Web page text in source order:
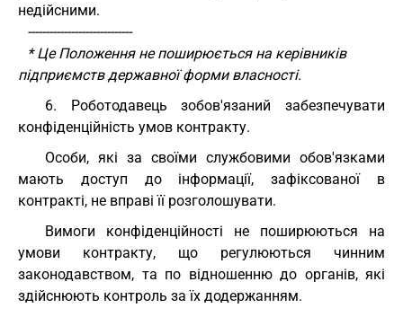
недійсними.
-----------------------------
* Це Положення не поширюється на керівників
підприємств державної форми власності.
6. Роботодавець зобов'язаний забезпечувати
конфіденційність умов контракту.
Особи, які за своїми службовими обов'язками
мають доступ до інформації, зафіксованої в
контракті, не вправі її розголошувати.
Вимоги конфіденційності не поширюються на
умови контракту, що регулюються чинним
законодавством, та по відношенню до органів, які
здійснюють контроль за їх додержанням.